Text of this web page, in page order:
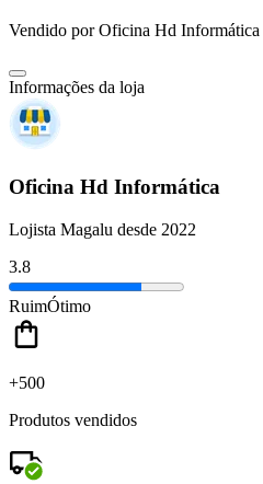
Vendido porOficina Hd Informática
Informações da loja
Oficina Hd Informática
Lojista Magalu desde 2022
3.8
RuimÓtimo
+500
Produtos vendidos